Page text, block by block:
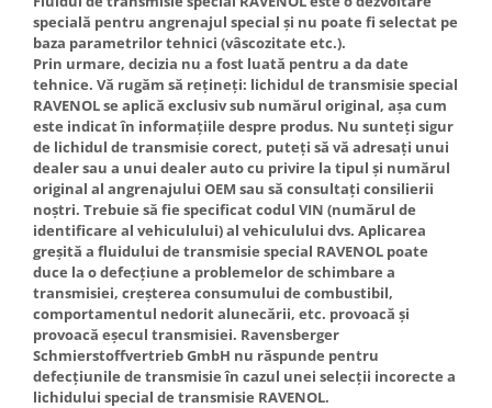
specială pentru angrenajul special și nu poate fi selectat pe
baza parametrilor tehnici (vâscozitate etc.).
Prin urmare, decizia nu a fost luată pentru a da date
tehnice. Vă rugăm să rețineți: lichidul de transmisie special
RAVENOL se aplică exclusiv sub numărul original, așa cum
este indicat în informațiile despre produs. Nu sunteți sigur
de lichidul de transmisie corect, puteți să vă adresați unui
dealer sau a unui dealer auto cu privire la tipul și numărul
original al angrenajului OEM sau să consultați consilierii
noștri. Trebuie să fie specificat codul VIN (numărul de
identificare al vehiculului) al vehiculului dvs. Aplicarea
greșită a fluidului de transmisie special RAVENOL poate
duce la o defecțiune a problemelor de schimbare a
transmisiei, creșterea consumului de combustibil,
comportamentul nedorit alunecării, etc. provoacă și
provoacă eșecul transmisiei. Ravensberger
Schmierstoffvertrieb GmbH nu răspunde pentru
defecțiunile de transmisie în cazul unei selecții incorecte a
lichidului special de transmisie RAVENOL.